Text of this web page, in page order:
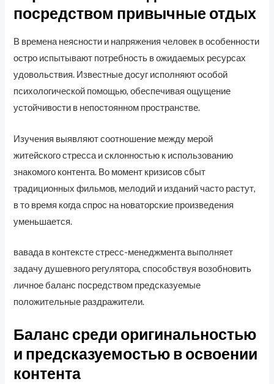
посредством привычные отдых
В времена неясности и напряжения человек в особенности
остро испытывают потребность в ожидаемых ресурсах
удовольствия. Известные досуг исполняют особой
психологической помощью, обеспечивая ощущение
устойчивости в непостоянном пространстве.
Изучения выявляют соотношение между мерой
житейского стресса и склонностью к использованию
знакомого контента. Во момент кризисов сбыт
традиционных фильмов, мелодий и изданий часто растут,
в то время когда спрос на новаторские произведения
уменьшается.
вавада в контексте стресс-менеджмента выполняет
задачу душевного регулятора, способствуя возобновить
личное баланс посредством предсказуемые
положительные раздражители.
Баланс среди оригинальностью
и предсказуемостью в освоении
контента